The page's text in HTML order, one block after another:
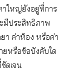
าใหญ่ยังอยู่ที่การ
มีประสิทธิภาพ
า ค่าห้อง หรือค่า
หรือข้อบังคับใด
ดเจน